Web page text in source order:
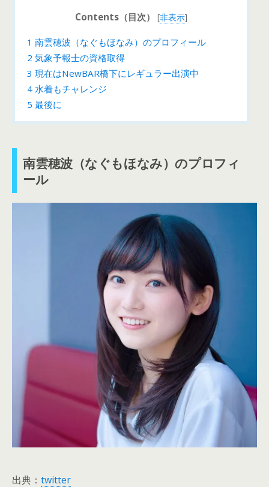
Contents（目次） [非表示]
1 南雲穂波（なぐもほなみ）のプロフィール
2 気象予報士の資格取得
3 現在はNewBAR橋下にレギュラー出演中
4 水着もチャレンジ
5 最後に
南雲穂波（なぐもほなみ）のプロフィ
ール
出典： twitter